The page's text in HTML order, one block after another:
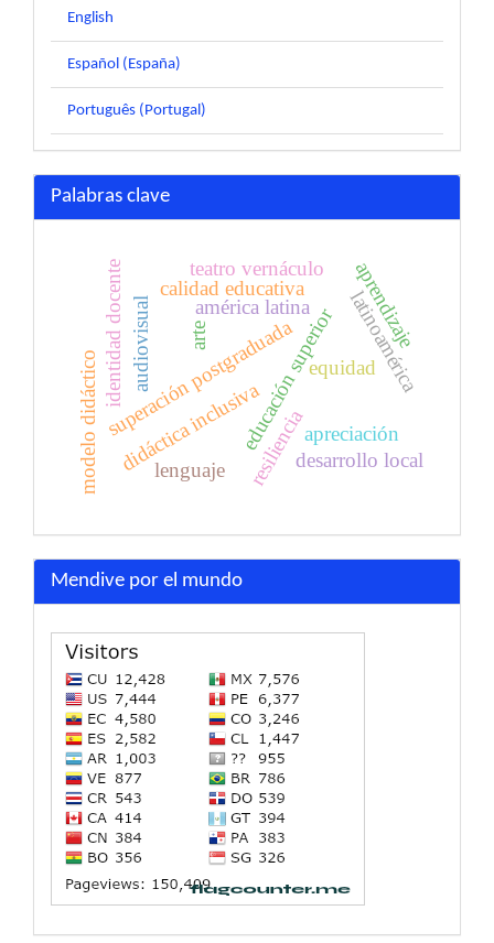
English
Español (España)
Português (Portugal)
Palabras clave
didáctica inclusivaeducación superior
américa latina
equidad
resiliencia
superación postgraduada
calidad educativa
identidad docente latinoamérica
lenguaje
arte
teatro vernáculo
apreciación
audiovisual
modelo didáctico
aprendizaje
desarrollo local
Mendive por el mundo